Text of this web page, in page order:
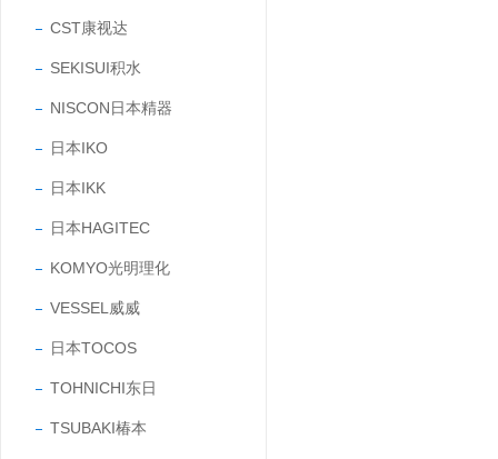
CST康视达
SEKISUI积水
NISCON日本精器
日本IKO
日本IKK
日本HAGITEC
KOMYO光明理化
VESSEL威威
日本TOCOS
TOHNICHI东日
TSUBAKI椿本